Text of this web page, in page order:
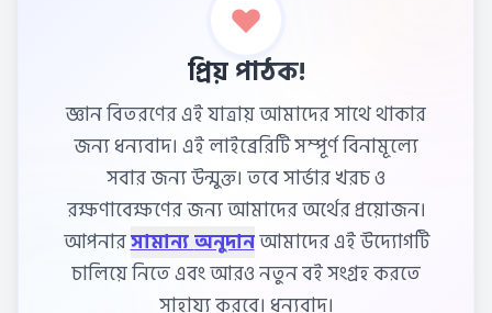
প্রিয় পাঠক!
জ্ঞান বিতরণের এই যাত্রায় আমাদের সাথে থাকার
জন্য ধন্যবাদ। এই লাইব্রেরিটি সম্পূর্ণ বিনামূল্যে
সবার জন্য উন্মুক্ত। তবে সার্ভার খরচ ও
রক্ষণাবেক্ষণের জন্য আমাদের অর্থের প্রয়োজন।
আপনার
সামান্য অনুদানআমাদের এই উদ্যোগটি
চালিয়ে নিতে এবং আরও নতুন বই সংগ্রহ করতে
সাহায্য করবে। ধন্যবাদ।